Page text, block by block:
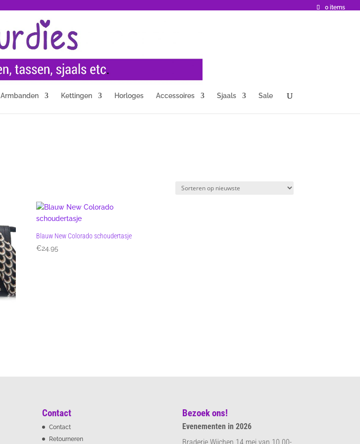
0 items
Armbanden Kettingen Horloges Accessoires Sjaals Sale
Blauw New Colorado schoudertasje
€24.95
Contact
Contact
Retourneren
Bezoek ons!
Evenementen in 2026